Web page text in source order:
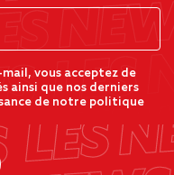
vous acceptez de
ainsi que nos derniers
de notre politique